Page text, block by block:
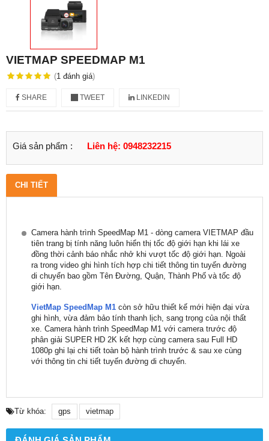
VIETMAP SPEEDMAP M1
(1 đánh giá)
SHARE TWEET LINKEDIN
Giá sản phẩm : Liên hệ: 0948232215
CHI TIẾT
Camera hành trình SpeedMap M1 - dòng camera VIETMAP đầu
tiên trang bị tính năng luôn hiển thị tốc độ giới hạn khi lái xe
đồng thời cảnh báo nhắc nhở khi vượt tốc độ giới hạn. Ngoài
ra trong video ghi hình tích hợp chi tiết thông tin tuyến đường
di chuyển bao gồm Tên Đường, Quận, Thành Phố và tốc độ
giới hạn.
VietMap SpeedMap M1 còn sở hữu thiết kế mới hiện đại vừa
ghi hình, vừa đảm bảo tính thanh lịch, sang trọng của nội thất
xe. Camera hành trình SpeedMap M1 với camera trước độ
phân giải SUPER HD 2K kết hợp cùng camera sau Full HD
1080p ghi lại chi tiết toàn bộ hành trình trước & sau xe cùng
với thông tin chi tiết tuyến đường di chuyển.
Từ khóa: gps vietmap